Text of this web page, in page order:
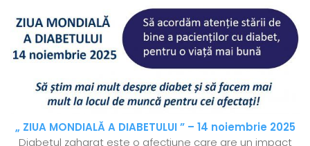
„ ZIUA MONDIALĂ A DIABETULUI ” – 14 noiembrie 2025
Diabetul zaharat este o afecțiune care are un impact